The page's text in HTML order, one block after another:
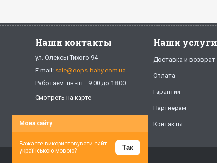
Наши контакты
ул. Олексы Тихого 94
E-mail: sale@oops-baby.com.ua
Работаем: пн.-пт.: 9:00 до 18:00
Смотреть на карте
Наши услуги
Доставка и возврат
Оплата
Гарантии
Партнерам
Контакты
Мова сайту
Бажаєте використовувати сайт
українською мовою?
Так